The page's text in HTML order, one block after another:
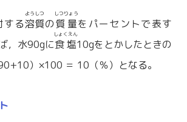
する溶質
ようしつ
の質量
しつりょう
をパーセントで表す
，水90gに食塩
しょくえん
10gをとかしたときの
）×100 ＝ 10（％）となる。